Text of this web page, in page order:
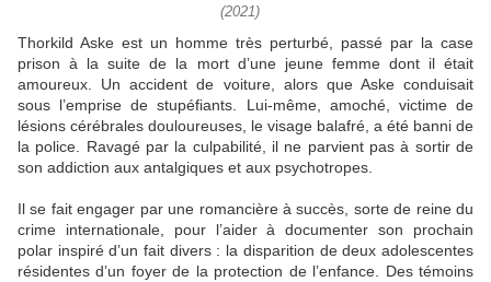
(2021)
Thorkild Aske est un homme très perturbé, passé par la case
prison à la suite de la mort d’une jeune femme dont il était
amoureux. Un accident de voiture, alors que Aske conduisait
sous l’emprise de stupéfiants. Lui-même, amoché, victime de
lésions cérébrales douloureuses, le visage balafré, a été banni de
la police. Ravagé par la culpabilité, il ne parvient pas à sortir de
son addiction aux antalgiques et aux psychotropes.
Il se fait engager par une romancière à succès, sorte de reine du
crime internationale, pour l’aider à documenter son prochain
polar inspiré d’un fait divers : la disparition de deux adolescentes
résidentes d’un foyer de la protection de l’enfance. Des témoins